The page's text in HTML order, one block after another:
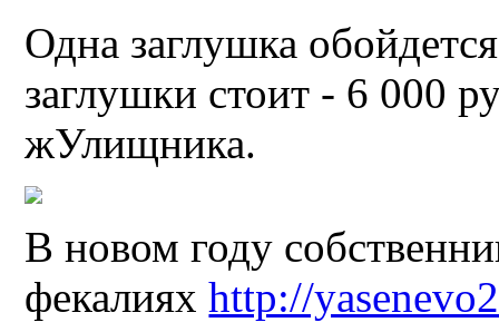
Одна заглушка
заглушки стоит - 6 000
жУлищника.
В новом году
фекалияхhttp://